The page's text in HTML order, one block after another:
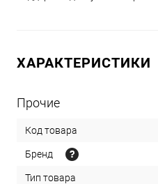
ХАРАКТЕРИСТИКИ
Прочие
Код товара
Бренд
Тип товара